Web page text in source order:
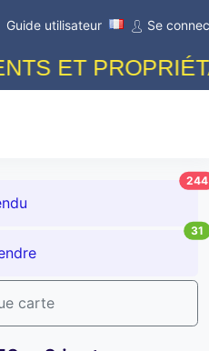
Guide utilisateur Se
ET
244
31
carte